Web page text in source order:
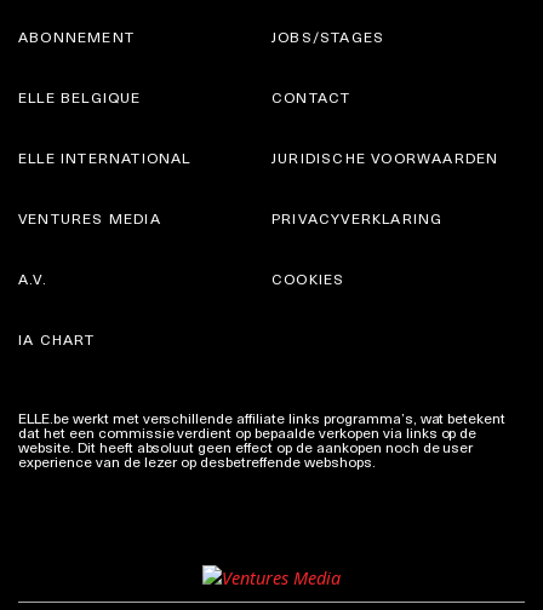
ABONNEMENT
ELLE BELGIQUE
JOBS/STAGES
CONTACT
ELLE INTERNATIONAL
VENTURES MEDIA
JURIDISCHE VOORWAARDEN
PRIVACYVERKLARING
A.V.
IA CHART
COOKIES
ELLE.be werkt met verschillende affiliate links programma’s, wat betekent
dat het een commissie verdient op bepaalde verkopen via links op de
website. Dit heeft absoluut geen effect op de aankopen noch de user
experience van de lezer op desbetreffende webshops.